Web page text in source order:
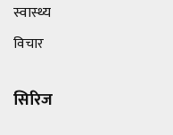
स्वास्थ्य
विचार
सिरिज